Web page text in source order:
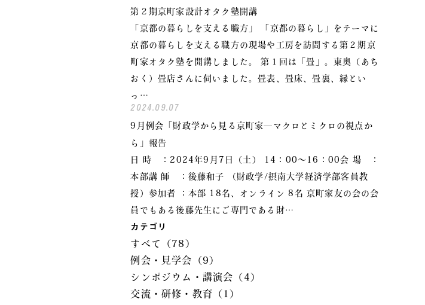
第２期京町家設計オタク塾開講
「京都の暮らしを支える職方」 「京都の暮らし」をテーマに
京都の暮らしを支える職方の現場や工房を訪問する第２期京
町家オタク塾を開講しました。 第１回は「畳」。東奥（あち
おく）畳店さんに伺いました。畳表、畳床、畳裏、縁とい
っ…
2024.09.07
9月例会「財政学から見る京町家―マクロとミクロの視点か
ら」報告
日 時 ：2024年9月7日（土） 14：00～16：00会 場 ：
本部講 師 ：後藤和子 （財政学/摂南大学経済学部客員教
授）参加者 ：本部 18名、オンライン 8名 京町家友の会の会
員でもある後藤先生にご専門である財…
カテゴリ
すべて（78）
例会・見学会（9）
シンポジウム・講演会（4）
交流・研修・教育（1）